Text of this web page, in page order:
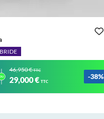
ou
46,950 €TTC
29,000 € TTC
-38%